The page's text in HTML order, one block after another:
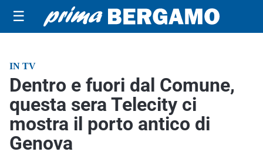
☰
IN TV
Dentro e fuori dal Comune,
questa sera Telecity ci
mostra il porto antico di
Genova